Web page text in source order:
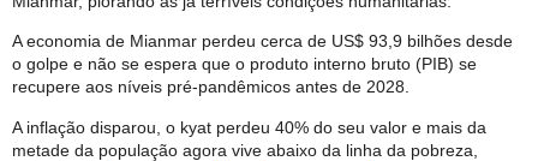
A economia de Mianmar perdeu cerca de US$ 93,9 bilhões desde
o golpe e não se espera que o produto interno bruto (PIB) se
recupere aos níveis pré-pandêmicos antes de 2028.
A inflação disparou, o kyat perdeu 40% do seu valor e mais da
metade da população agora vive abaixo da linha da pobreza,